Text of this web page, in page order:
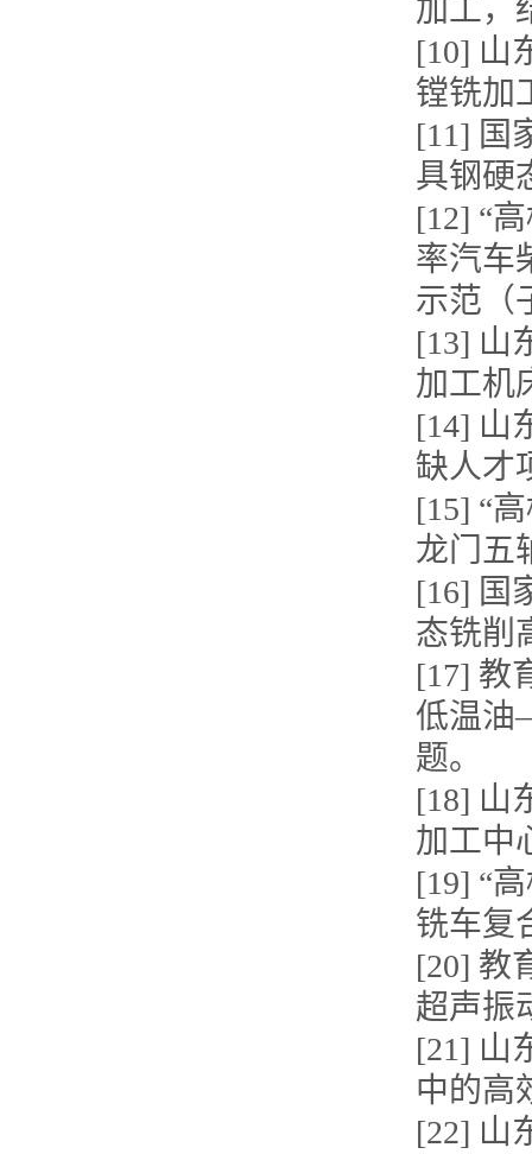
加工，
[10] 山
镗铣加
[11] 国
具钢硬
[12] “
率汽车
示范（
[13] 山
加工机
[14] 山
缺人才
[15] “
龙门五
[16] 国
态铣削
[17] 教
低温油
题。
[18] 山
加工中
[19] “
铣车复
[20] 教
超声振
[21] 山
中的高
[22] 山